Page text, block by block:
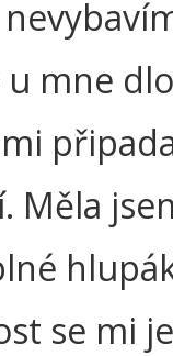
u mne
Měla
se mi